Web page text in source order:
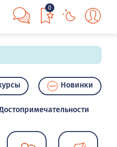
0
Новинки